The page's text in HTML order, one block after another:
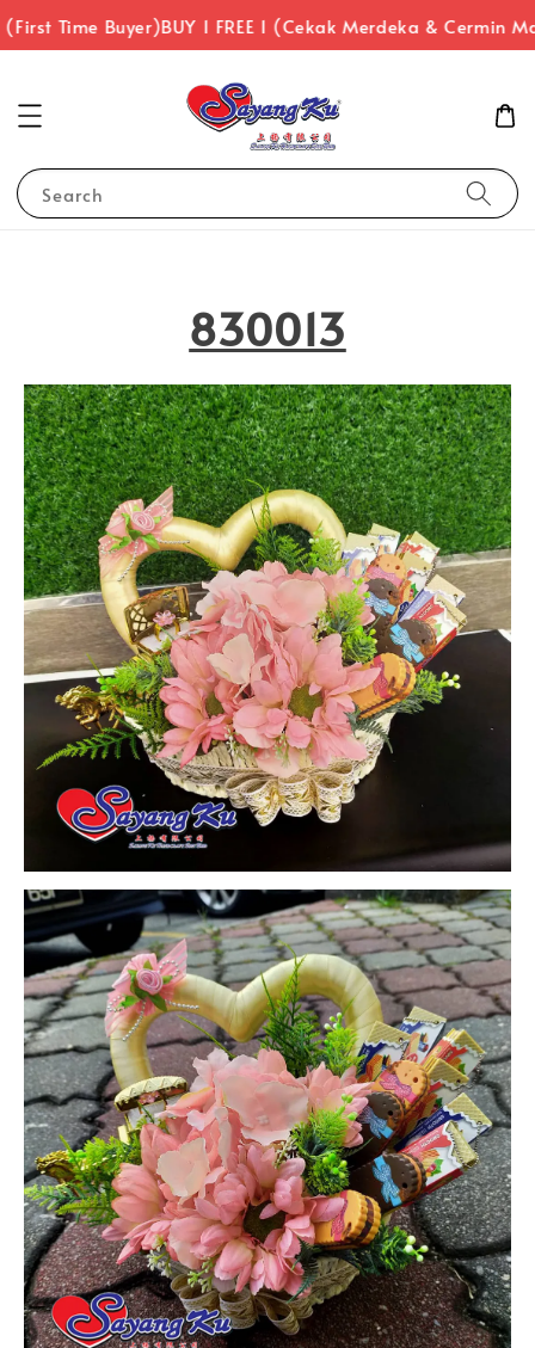
Time Buyer)BUY 1 FREE 1 (Cekak Merdeka & Cermin
Search
830013